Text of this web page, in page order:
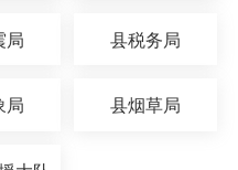
局 县税务局
局 县烟草局